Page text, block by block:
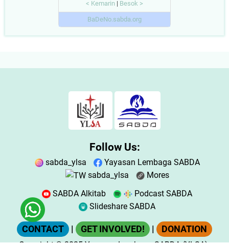
< Kemarin | Besok >
BaDeNo.sabda.org
Follow Us:
sabda_ylsa
Yayasan Lembaga SABDA
sabda_ylsa
Mores
SABDA Alkitab
Podcast SABDA
Slideshare SABDA
CONTACT | GET INVOLVED! | DONATION